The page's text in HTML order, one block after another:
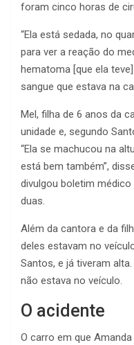
foram cinco horas de
“Ela está sedada, no
para ver a reação do
hematoma [que ela
sangue que estava na
Mel, filha de 6 anos da
unidade e, segundo
“Ela se machucou na
está bem também”,
divulgou boletim
duas.
Além da cantora e da
deles estavam no
Santos, e já tiveram
não estava no veículo.
O acidente
O carro em que